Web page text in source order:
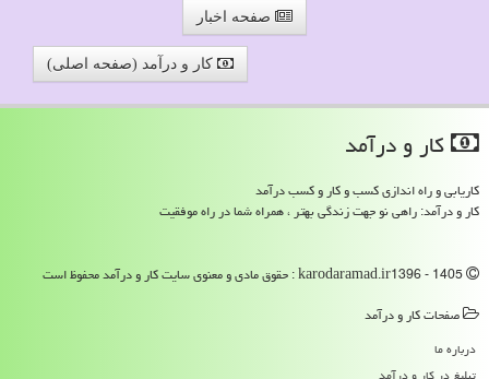
صفحه اخبار
کار و درآمد (صفحه اصلی)
كار و درآمد
کاریابی و راه اندازی کسب و کار و کسب درآمد
کار و درآمد: راهی نو جهت زندگی بهتر ، همراه شما در راه موفقیت
صفحات كار و درآمد
درباره ما